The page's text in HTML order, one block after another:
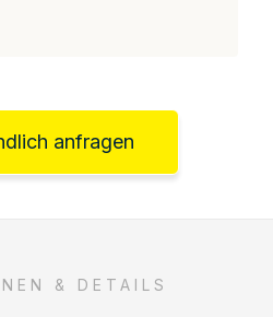
anfragen
& DETAILS